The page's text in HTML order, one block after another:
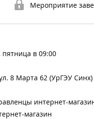
Мероприятие
пятница в 09:00
8 Марта 62 (УрГЭУ Синх)
интернет-
магазин